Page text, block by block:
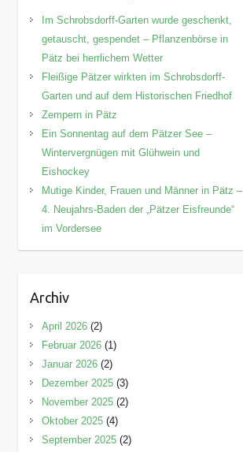
Im Schrobsdorff-Garten wurde geschenkt,
getauscht, gespendet – Pflanzenbörse in
Pätz bei herrlichem Wetter
Fleißige Pätzer wirkten im Schrobsdorff-
Garten und auf dem Historischen Friedhof
Zempern in Pätz
Ein Sonnentag auf dem Pätzer See –
Wintervergnügen mit Glühwein und
Eishockey
Mutige Kinder, Frauen und Männer in Pätz –
4. Neujahrs-Baden der „Pätzer Eisfreunde“
im Vordersee
Archiv
April 2026(2)
Februar 2026(1)
Januar 2026(2)
Dezember 2025(3)
November 2025(2)
Oktober 2025(4)
September 2025(2)